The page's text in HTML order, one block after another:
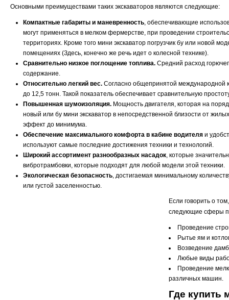
Основными преимуществами таких экскаваторов являются следующие:
Компактные габариты и маневренность, обеспечивающие
могут применяться в мелком фермерстве, при проведении
территориях. Кроме того мини экскаватор погрузчик бу или новой
помещениях (Здесь, конечно же речь идет о колесной технике).
Сравнительно низкое поглощение топлива. Средний расход
содержание.
Относительно легкий вес. Согласно общепринятой международной
до 12,5 тонн. Такой показатель обеспечивает сравнительную
Повышенная шумоизоляция. Мощность двигателя, которая на
новый или бу мини экскаватор в непосредственной близости от
эффект до минимума.
Обеспечение максимального комфорта в кабине водителя и
используют самые последние достижения техники и технологий.
Широкий ассортимент разнообразных насадок, которые
вибротрамбовки, которые подходят для любой модели этой техники.
Экологическая безопасность, достигаемая минимальному
или густой заселенностью.
Если говорить о
следующие сферы
Проведение
Рытье ям и
Возведение
Любые виды
Проведение
различных машин.
Где купить